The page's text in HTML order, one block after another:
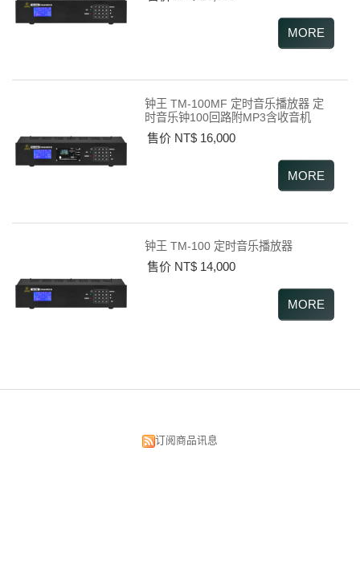
钟王 TM-100MF 定时音乐播放器 定
时音乐钟100回路附MP3含收音机
售价 NT$ 16,000
钟王 TM-100 定时音乐播放器
售价 NT$ 14,000
订阅商品讯息